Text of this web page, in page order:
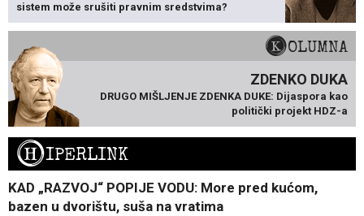
sistem može srušiti pravnim sredstvima?
KOLUMNA
ZDENKO DUKA
DRUGO MIŠLJENJE ZDENKA DUKE: Dijaspora kao
politički projekt HDZ-a
HIPERLINK
KAD „RAZVOJ“ POPIJE VODU: More pred kućom,
bazen u dvorištu, suša na vratima